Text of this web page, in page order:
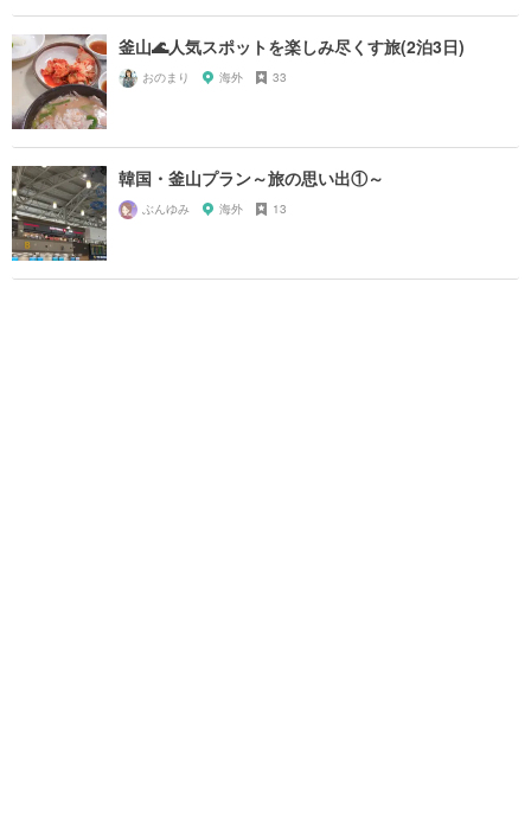
釜山🌊人気スポットを楽しみ尽くす旅(2泊3日)
おのまり 海外 33
韓国・釜山プラン～旅の思い出①～
ぶんゆみ 海外 13